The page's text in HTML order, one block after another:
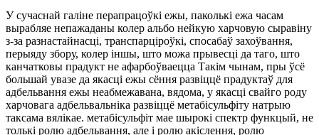
У сучаснай галіне перапрацоўкі ежы, паколькі ежа часам
вырабляе непажаданы колер альбо нейкую харчовую сыравіну
з-за разнастайнасці, транспарціроўкі, спосабаў захоўвання,
перыяду збору, колер іншы, што можа прывесці да таго, што
канчатковы прадукт не афарбоўваецца Такім чынам, пры ўсё
большай увазе да якасці ежы сёння развіццё прадуктаў для
адбельвання ежы неабмежавана, вядома, у якасці свайго роду
харчовага адбельвальніка развіццё метабісульфіту натрыю
таксама вялікае. метабісульфіт мае шырокі спектр функцый, не
толькі ролю адбельвання, але і ролю акіслення, ролю